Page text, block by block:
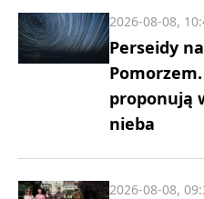
Perseidy
proponują
nieba
2026-08-08,
2026-08-08,